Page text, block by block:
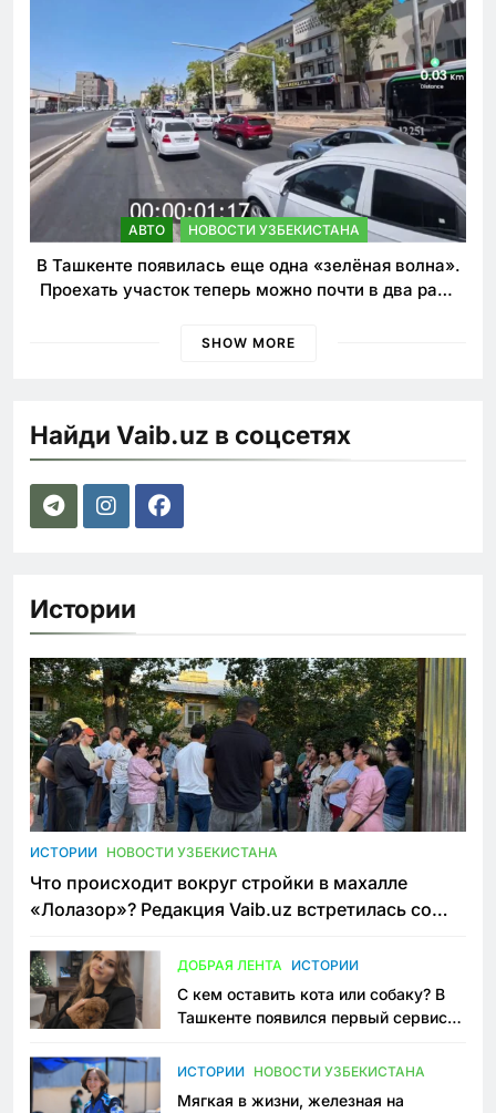
АВТО НОВОСТИ УЗБЕКИСТАНА
В Ташкенте появилась еще одна «зелёная волна».
Проехать участок теперь можно почти в два раза
SHOW MORE
Найди Vaib.uz в соцсетях
Истории
ИСТОРИИ НОВОСТИ УЗБЕКИСТАНА
Что происходит вокруг стройки в махалле
«Лолазор»? Редакция Vaib.uz встретилась со
ДОБРАЯ ЛЕНТА ИСТОРИИ
С кем оставить кота или собаку? В
Ташкенте появился первый сервис
ИСТОРИИ НОВОСТИ УЗБЕКИСТАНА
Мягкая в жизни, железная на